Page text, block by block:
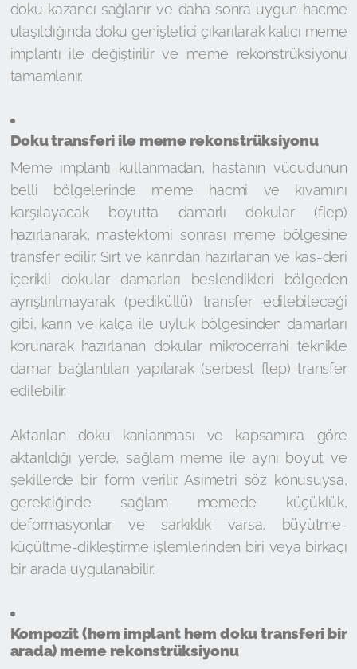
doku kazancı sağlanır ve daha sonra uygun hacme
ulaşıldığında doku genişletici çıkarılarak kalıcı meme
implantı ile değiştirilir ve meme rekonstrüksiyonu
tamamlanır.
Doku transferi ile meme rekonstrüksiyonu
Meme implantı kullanmadan, hastanın vücudunun
belli bölgelerinde meme hacmi ve kıvamını
karşılayacak boyutta damarlı dokular (flep)
hazırlanarak, mastektomi sonrası meme bölgesine
transfer edilir. Sırt ve karından hazırlanan ve kas-deri
içerikli dokular damarları beslendikleri bölgeden
ayrıştırılmayarak (pediküllü) transfer edilebileceği
gibi, karın ve kalça ile uyluk bölgesinden damarları
korunarak hazırlanan dokular mikrocerrahi teknikle
damar bağlantıları yapılarak (serbest flep) transfer
edilebilir.
Aktarılan doku kanlanması ve kapsamına göre
aktarıldığı yerde, sağlam meme ile aynı boyut ve
şekillerde bir form verilir. Asimetri söz konusuysa,
gerektiğinde sağlam memede küçüklük,
deformasyonlar ve sarkıklık varsa, büyütme-
küçültme-dikleştirme işlemlerinden biri veya birkaçı
bir arada uygulanabilir.
Kompozit (hem implant hem doku transferi bir
arada) meme rekonstrüksiyonu